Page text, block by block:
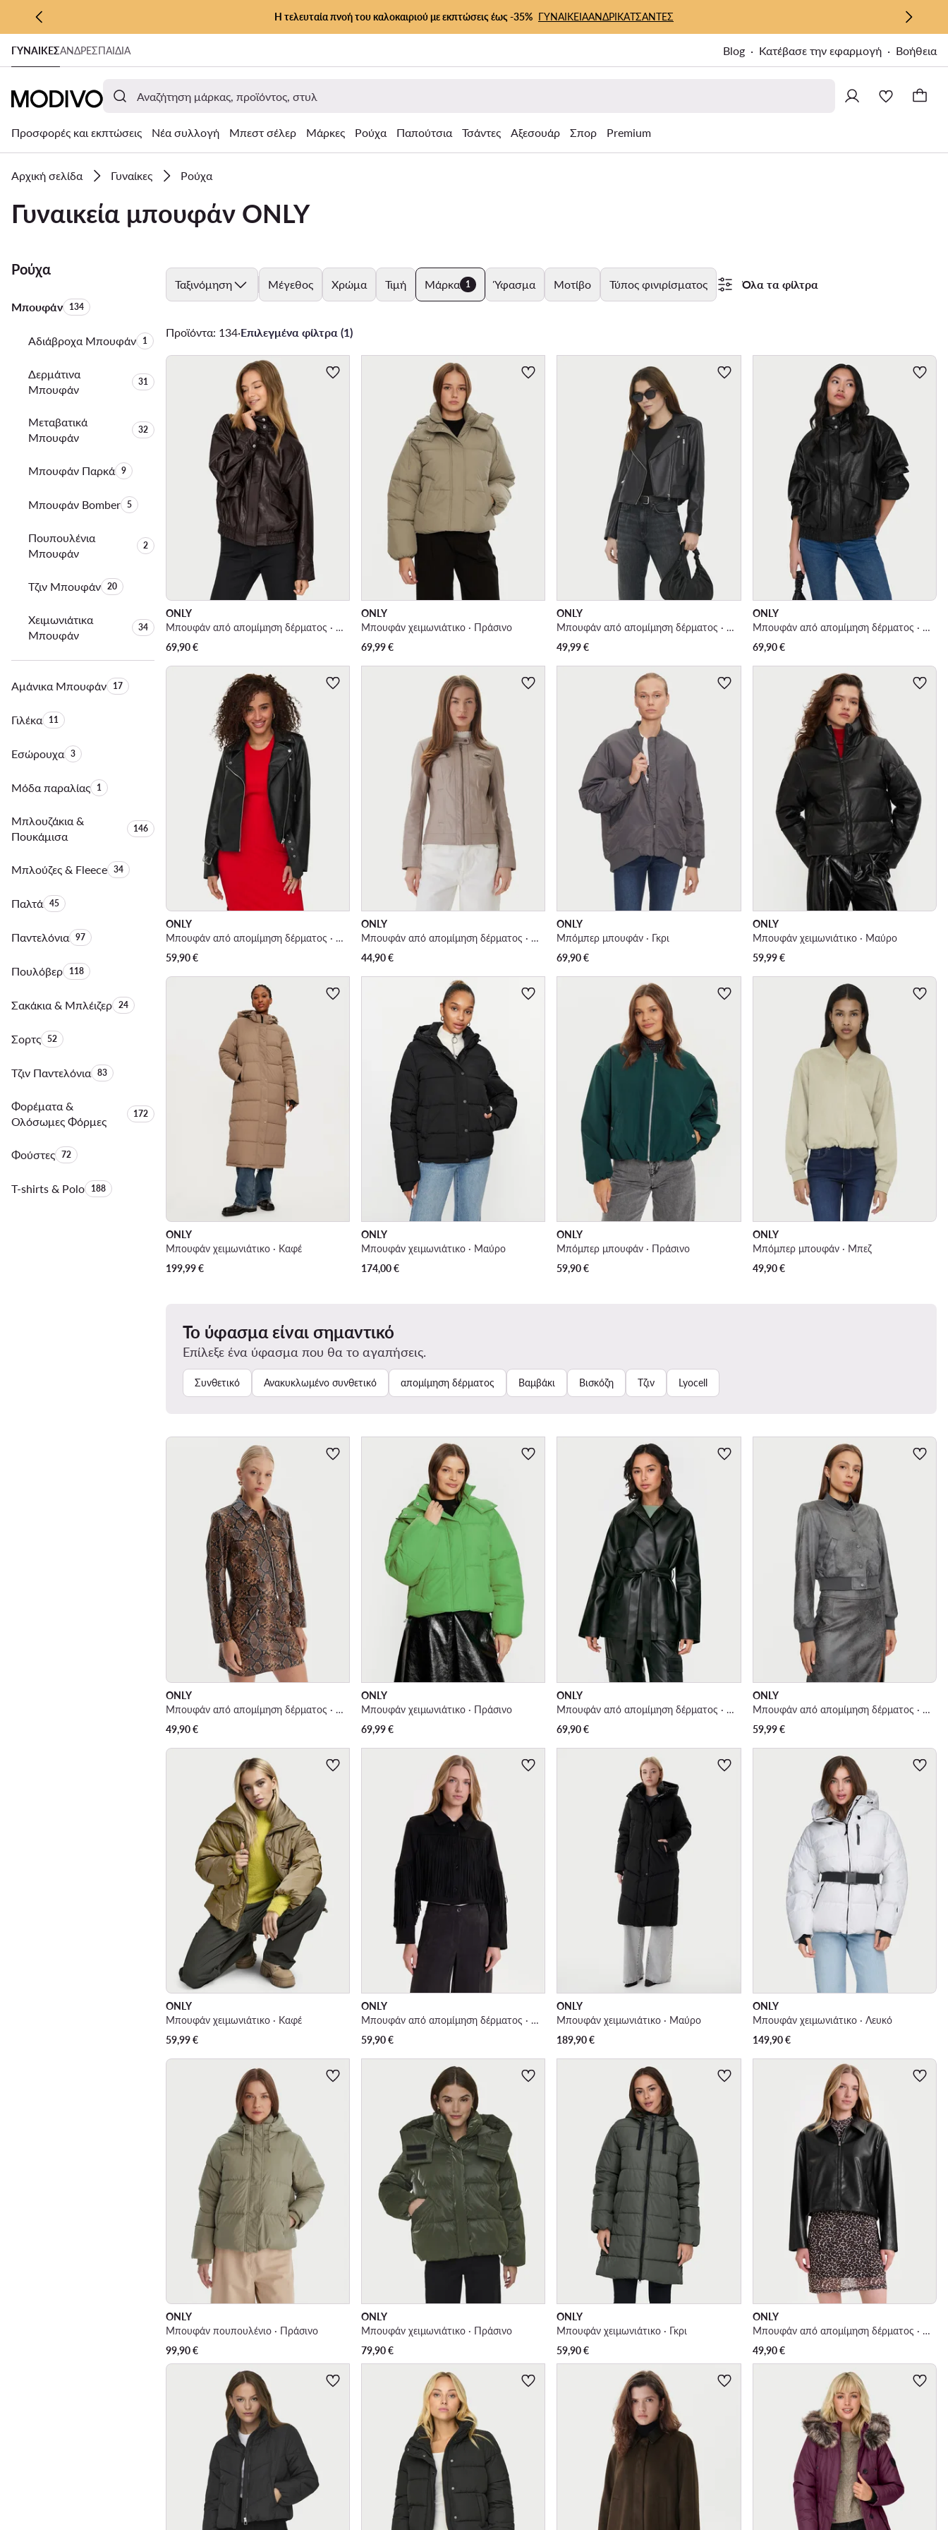
ΜΕΤΆΒΑΣΗ ΣΤΟ ΚΎΡΙΟ ΠΕΡΙΕΧΌΜΕΝΟ
ΜΕΤΆΒΑΣΗ ΣΤΗΝ ΑΝΑΖΉΤΗΣΗ
Η τελευταία πνοή του καλοκαιριού με εκπτώσεις έως -35% ΓΥΝΑΙΚΕΙΑΑΝΔΡΙΚΑΤΣΑΝΤΕΣ
ΓΥΝΑΊΚΕΣΑΝΔΡΕΣΠΑΙΔΙΑ Blog Κατέβασε την εφαρμογή Βοήθεια
Προσφορές και εκπτώσεις Νέα συλλογή Μπεστ σέλερ Μάρκες Ρούχα Παπούτσια Τσάντες Αξεσουάρ Σπορ Premium
Αρχική σελίδα Γυναίκες Ρούχα
Γυναικεία μπουφάν ONLY
Ρούχα
ΜπουφάνΑριθμός προϊόντων:
134
Αδιάβροχα ΜπουφάνΑριθμός προϊόντων:
1
Δερμάτινα
Μπουφάν
Αριθμός προϊόντων:
31
Μεταβατικά
Μπουφάν
Αριθμός προϊόντων:
32
Μπουφάν ΠαρκάΑριθμός προϊόντων:
9
Μπουφάν BomberΑριθμός προϊόντων:
5
Πουπουλένια
Μπουφάν
Αριθμός προϊόντων:
2
Τζιν ΜπουφάνΑριθμός προϊόντων:
20
Χειμωνιάτικα
Μπουφάν
Αριθμός προϊόντων:
34
Αμάνικα ΜπουφάνΑριθμός προϊόντων:
17
ΓιλέκαΑριθμός προϊόντων:
11
ΕσώρουχαΑριθμός προϊόντων:
3
Μόδα παραλίαςΑριθμός προϊόντων:
1
Μπλουζάκια &
Πουκάμισα
Αριθμός προϊόντων:
146
Μπλούζες & FleeceΑριθμός προϊόντων:
34
ΠαλτάΑριθμός προϊόντων:
45
ΠαντελόνιαΑριθμός προϊόντων:
97
ΠουλόβερΑριθμός προϊόντων:
118
Σακάκια & ΜπλέιζερΑριθμός προϊόντων:
24
ΣορτςΑριθμός προϊόντων:
52
Τζιν ΠαντελόνιαΑριθμός προϊόντων:
83
Φορέματα &
Ολόσωμες Φόρμες
Αριθμός προϊόντων:
172
ΦούστεςΑριθμός προϊόντων:
72
T-shirts & PoloΑριθμός προϊόντων:
188
Ταξινόμηση Μέγεθος Χρώμα Τιμή Μάρκα 1 Ύφασμα Μοτίβο Τύπος φινιρίσματος Όλα τα φίλτρα
Προϊόντα: 134·Επιλεγμένα φίλτρα (1)
ONLY
Μπουφάν από απομίμηση δέρματος · Καφέ
69,90€
ONLY
Μπουφάν χειμωνιάτικο · Πράσινο
69,99€
ONLY
Μπουφάν από απομίμηση δέρματος · Μαύρο
49,99€
ONLY
Μπουφάν από απομίμηση δέρματος · Μαύρο
69,90€
ONLY
Μπουφάν από απομίμηση δέρματος · Μαύρο
59,90€
ONLY
Μπουφάν από απομίμηση δέρματος · Μπεζ
44,90€
ONLY
Μπόμπερ μπουφάν · Γκρι
69,90€
ONLY
Μπουφάν χειμωνιάτικο · Μαύρο
59,99€
ONLY
Μπουφάν χειμωνιάτικο · Καφέ
199,99€
ONLY
Μπουφάν χειμωνιάτικο · Μαύρο
174,00€
ONLY
Μπόμπερ μπουφάν · Πράσινο
59,90€
ONLY
Μπόμπερ μπουφάν · Μπεζ
49,90€
Το ύφασμα είναι σημαντικό
Επίλεξε ένα ύφασμα που θα το αγαπήσεις.
Συνθετικό Ανακυκλωμένο συνθετικό απομίμηση δέρματος Βαμβάκι Βισκόζη Τζιν Lyocell
ONLY
Μπουφάν από απομίμηση δέρματος · Καφέ
49,90€
ONLY
Μπουφάν χειμωνιάτικο · Πράσινο
69,99€
ONLY
Μπουφάν από απομίμηση δέρματος · Μαύρο
69,90€
ONLY
Μπουφάν από απομίμηση δέρματος · Γκρι
59,99€
ONLY
Μπουφάν χειμωνιάτικο · Καφέ
59,99€
ONLY
Μπουφάν από απομίμηση δέρματος · Μαύρο
59,90€
ONLY
Μπουφάν χειμωνιάτικο · Μαύρο
189,90€
ONLY
Μπουφάν χειμωνιάτικο · Λευκό
149,90€
ONLY
Μπουφάν πουπουλένιο · Πράσινο
99,90€
ONLY
Μπουφάν χειμωνιάτικο · Πράσινο
79,90€
ONLY
Μπουφάν χειμωνιάτικο · Γκρι
59,90€
ONLY
Μπουφάν από απομίμηση δέρματος · Μαύρο
49,90€